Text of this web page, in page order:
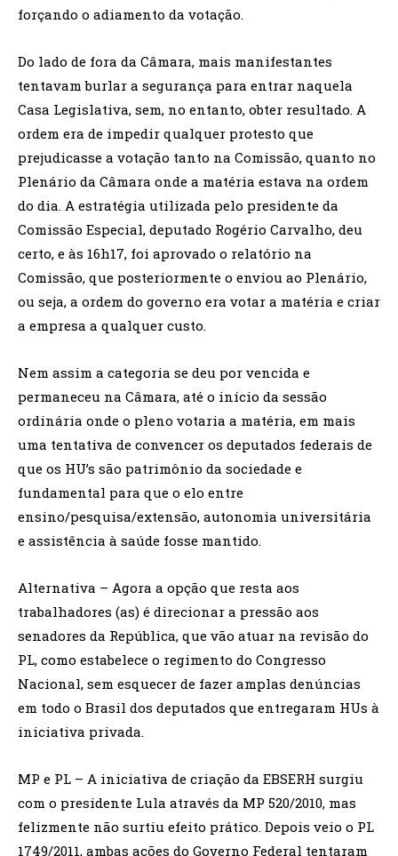
forçando o adiamento da votação.
Do lado de fora da Câmara, mais manifestantes
tentavam burlar a segurança para entrar naquela
Casa Legislativa, sem, no entanto, obter resultado. A
ordem era de impedir qualquer protesto que
prejudicasse a votação tanto na Comissão, quanto no
Plenário da Câmara onde a matéria estava na ordem
do dia. A estratégia utilizada pelo presidente da
Comissão Especial, deputado Rogério Carvalho, deu
certo, e às 16h17, foi aprovado o relatório na
Comissão, que posteriormente o enviou ao Plenário,
ou seja, a ordem do governo era votar a matéria e criar
a empresa a qualquer custo.
Nem assim a categoria se deu por vencida e
permaneceu na Câmara, até o início da sessão
ordinária onde o pleno votaria a matéria, em mais
uma tentativa de convencer os deputados federais de
que os HU’s são patrimônio da sociedade e
fundamental para que o elo entre
ensino/pesquisa/extensão, autonomia universitária
e assistência à saúde fosse mantido.
Alternativa – Agora a opção que resta aos
trabalhadores (as) é direcionar a pressão aos
senadores da República, que vão atuar na revisão do
PL, como estabelece o regimento do Congresso
Nacional, sem esquecer de fazer amplas denúncias
em todo o Brasil dos deputados que entregaram HUs à
iniciativa privada.
MP e PL – A iniciativa de criação da EBSERH surgiu
com o presidente Lula através da MP 520/2010, mas
felizmente não surtiu efeito prático. Depois veio o PL
1749/2011, ambas ações do Governo Federal tentaram